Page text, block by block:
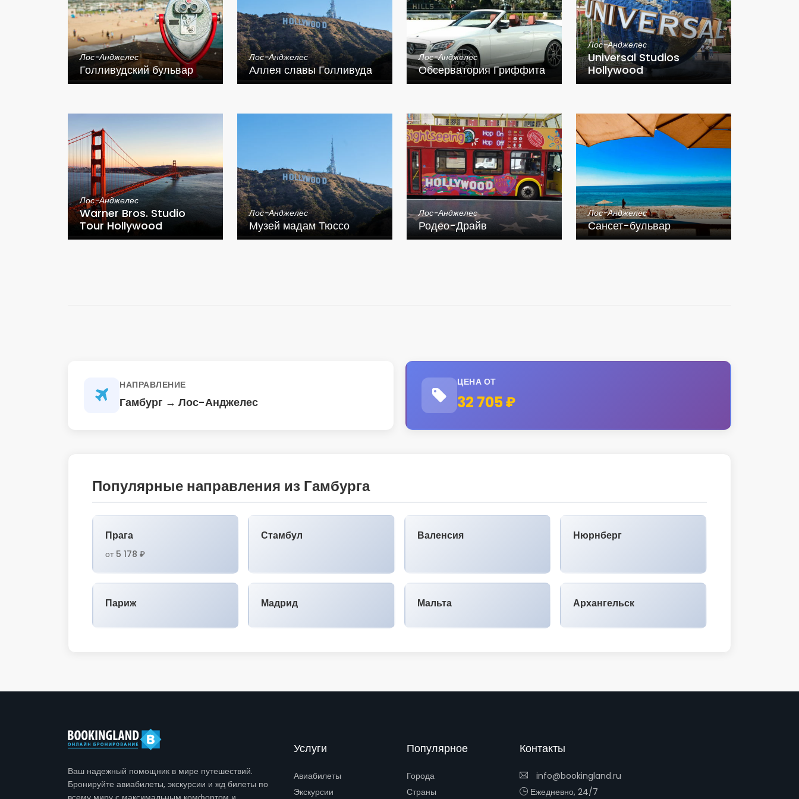
Лос-Анджелес
Голливудский бульвар
Лос-Анджелес
Аллея славы Голливуда
Лос-Анджелес
Обсерватория Гриффита
Лос-Анджелес
Universal Studios
Hollywood
Лос-Анджелес
Warner Bros. Studio
Tour Hollywood
Лос-Анджелес
Музей мадам Тюссо
Лос-Анджелес
Родео-Драйв
Лос-Анджелес
Сансет-бульвар
НАПРАВЛЕНИЕ
Гамбург → Лос-Анджелес
ЦЕНА ОТ
32 705 ₽
Популярные направления из Гамбурга
Прага
от 5 178 ₽
Стамбул Валенсия Нюрнберг
Париж Мадрид Мальта Архангельск
Ваш надежный помощник в мире путешествий.
Бронируйте авиабилеты, экскурсии и жд билеты по
Услуги
Авиабилеты
Экскурсии
Популярное
Города
Страны
Контакты
info@bookingland.ru
Ежедневно, 24/7